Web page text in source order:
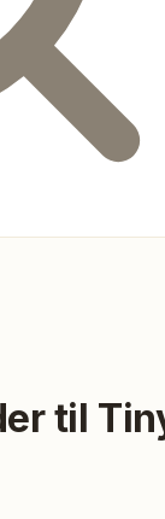
til